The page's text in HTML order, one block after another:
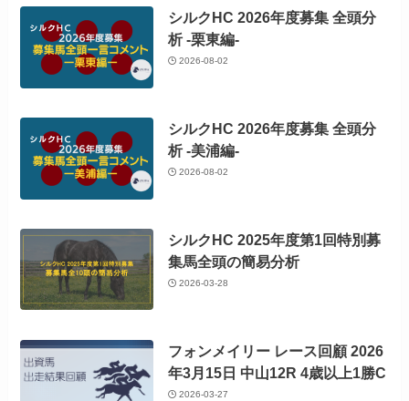
シルクHC 2026年度募集 全頭分
析 -栗東編-
2026-08-02
シルクHC 2026年度募集 全頭分
析 -美浦編-
2026-08-02
シルクHC 2025年度第1回特別募
集馬全頭の簡易分析
2026-03-28
フォンメイリー レース回顧 2026
年3月15日 中山12R 4歳以上1勝C
2026-03-27